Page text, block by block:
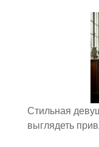
Стильная
выглядеть